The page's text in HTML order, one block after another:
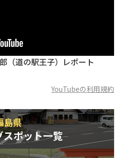
（道の駅王子）レポート
YouTubeの利用規約
島県
ポット一覧